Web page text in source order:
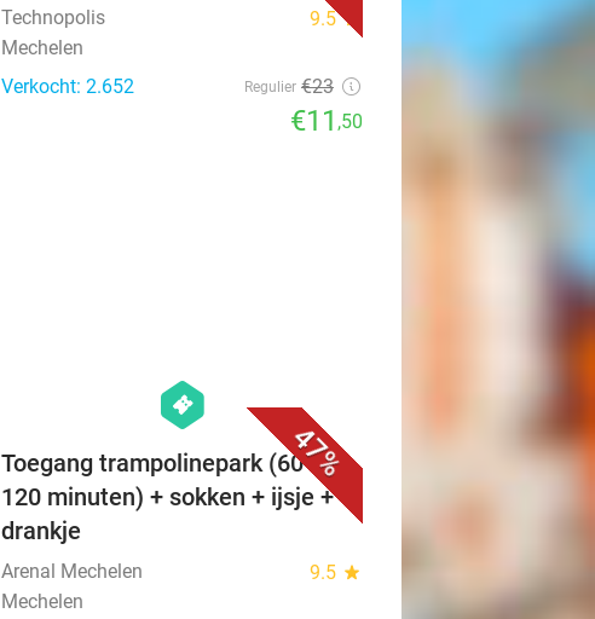
Technopolis 9.5star
Mechelen
Verkocht: 2.652
Regulier €23
€11 ,50
47%
hexagon
events
Toegang trampolinepark (60 of
120 minuten) + sokken + ijsje +
drankje
Arenal Mechelen 9.5 star
Mechelen